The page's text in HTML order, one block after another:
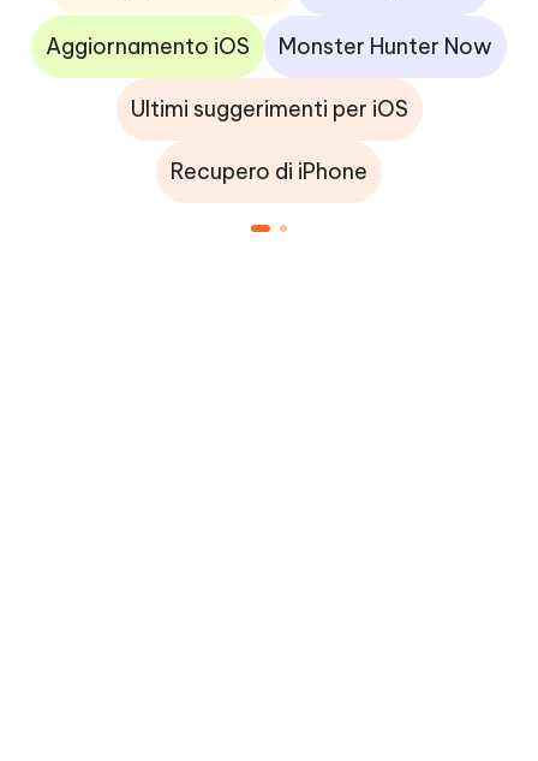
Aggiornamento iOS Monster Hunter Now
Ultimi suggerimenti per iOS
Recupero di iPhone